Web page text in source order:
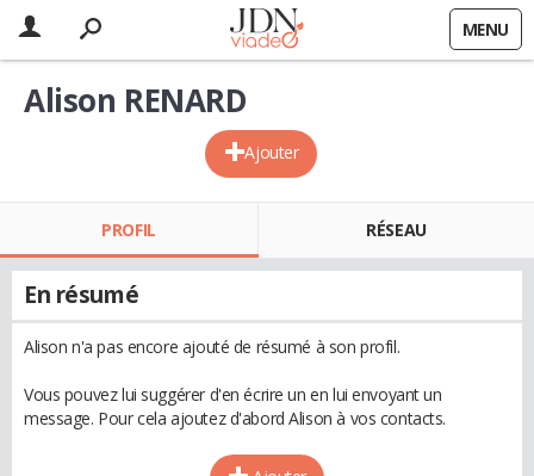
MENU
Ajouter
Alison RENARD
PROFIL RÉSEAU
En résumé
Alison n'a pas encore ajouté de résumé à son profil.
Vous pouvez lui suggérer d'en écrire un en lui envoyant un
message. Pour cela ajoutez d'abord Alison à vos contacts.